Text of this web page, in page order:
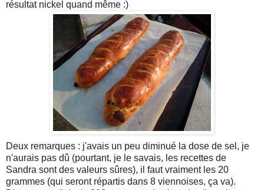
résultat nickel quand même :)
Deux remarques : j'avais un peu diminué la dose de sel, je
n'aurais pas dû (pourtant, je le savais, les recettes de
Sandra sont des valeurs sûres), il faut vraiment les 20
grammes (qui seront répartis dans 8 viennoises, ça va).